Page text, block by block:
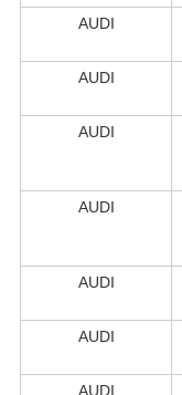
AUDI
AUDI
AUDI
AUDI
AUDI
AUDI
AUDI